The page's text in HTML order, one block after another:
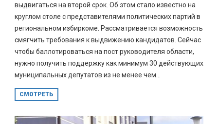
выдвигаться на второй срок. Об этом стало известно на
круглом столе с представителями политических партий в
региональном избиркоме. Рассматривается возможность
смягчить требования к выдвижению кандидатов. Сейчас
чтобы баллотироваться на пост руководителя области,
нужно получить поддержку как минимум 30 действующих
муниципальных депутатов из не менее чем...
СМОТРЕТЬ